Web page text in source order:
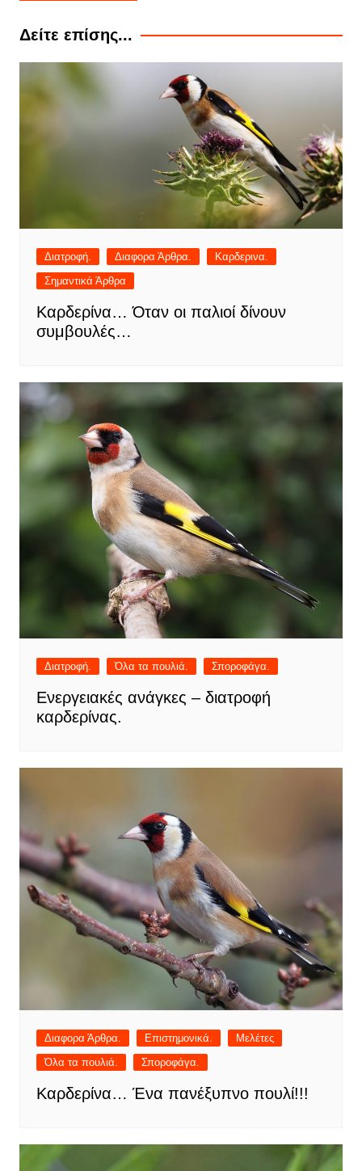
Δείτε επίσης...
Διατροφή. Διαφορα Άρθρα.
Καρδερινα.
Σημαντικά Άρθρα
Καρδερίνα… Όταν οι παλιοί δίνουν
συμβουλές…
Διατροφή. Όλα τα πουλιά. Σποροφάγα.
Ενεργειακές ανάγκες – διατροφή
καρδερίνας.
Διαφορα Άρθρα. Επιστημονικά.
Μελέτες
Όλα τα πουλιά.
Σποροφάγα.
Καρδερίνα… Ένα πανέξυπνο πουλί!!!